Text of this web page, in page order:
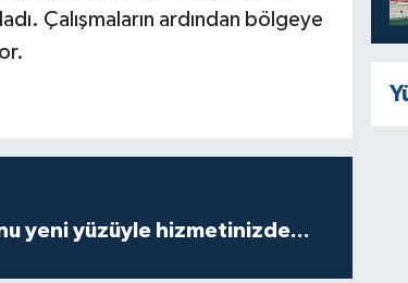
Çalışmaların ardından bölgeye
yeni yüzüyle hizmetinizde...